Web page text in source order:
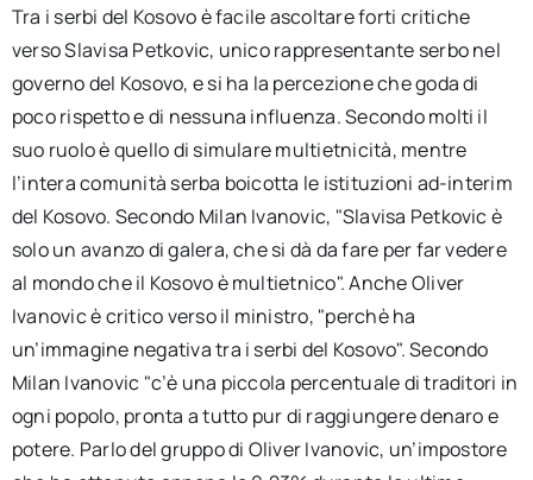
Tra i serbi del Kosovo è facile ascoltare forti critiche
verso Slavisa Petkovic, unico rappresentante serbo nel
governo del Kosovo, e si ha la percezione che goda di
poco rispetto e di nessuna influenza. Secondo molti il
suo ruolo è quello di simulare multietnicità, mentre
l’intera comunità serba boicotta le istituzioni ad-interim
del Kosovo. Secondo Milan Ivanovic, "Slavisa Petkovic è
solo un avanzo di galera, che si dà da fare per far vedere
al mondo che il Kosovo è multietnico". Anche Oliver
Ivanovic è critico verso il ministro, "perchè ha
un’immagine negativa tra i serbi del Kosovo". Secondo
Milan Ivanovic "c’è una piccola percentuale di traditori in
ogni popolo, pronta a tutto pur di raggiungere denaro e
potere. Parlo del gruppo di Oliver Ivanovic, un’impostore